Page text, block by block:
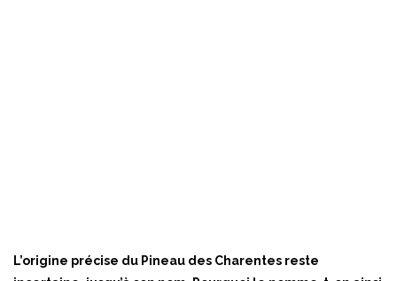
L’origine précise du Pineau des Charentes reste